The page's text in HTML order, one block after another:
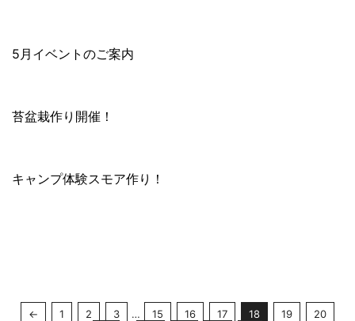
5月イベントのご案内
苔盆栽作り開催！
キャンプ体験スモア作り！
← 1 2 3 … 15 16 17 18 19
20